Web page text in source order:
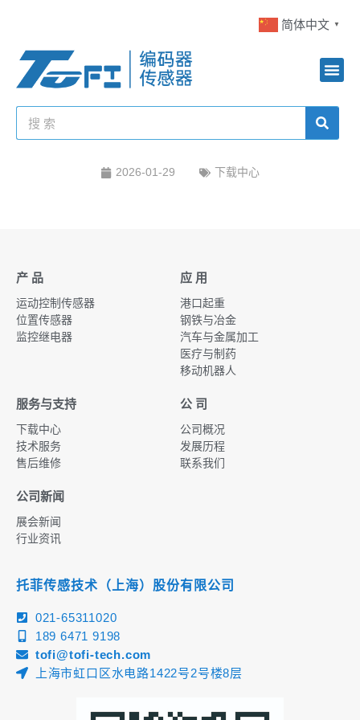
简体中文 ▼
2026-01-29 下载中心
产 品
运动控制传感器
位置传感器
监控继电器
应 用
港口起重
钢铁与冶金
汽车与金属加工
医疗与制药
移动机器人
服务与支持
下载中心
技术服务
售后维修
公 司
公司概况
发展历程
联系我们
公司新闻
展会新闻
行业资讯
托菲传感技术（上海）股份有限公司
021-65311020
189 6471 9198
tofi@tofi-tech.com
上海市虹口区水电路1422号2号楼8层